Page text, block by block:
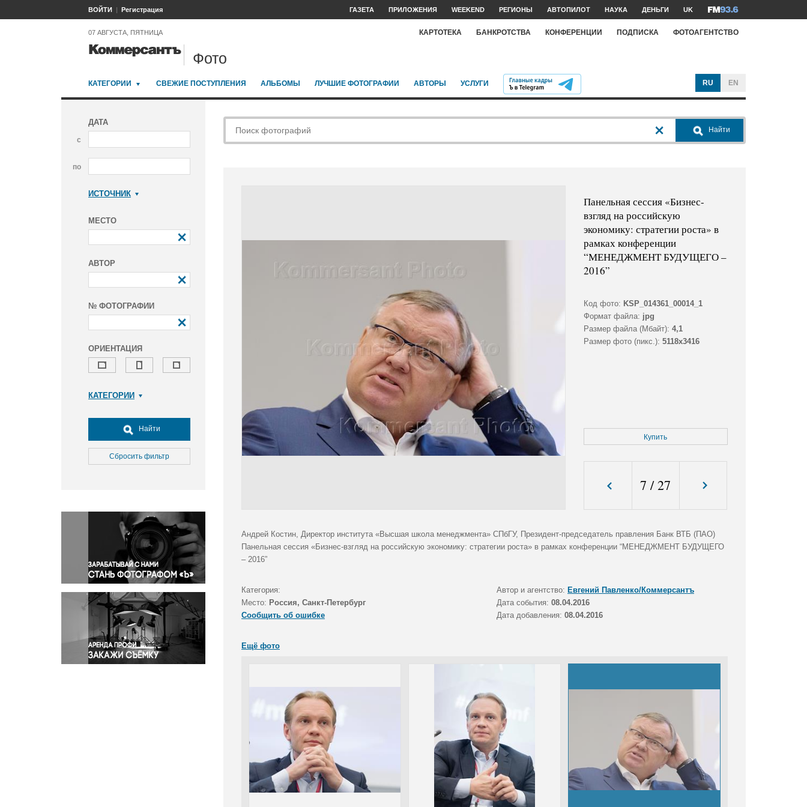
ВОЙТИ Регистрация ГАЗЕТА ПРИЛОЖЕНИЯ WEEKEND РЕГИОНЫ АВТОПИЛОТ НАУКА ДЕНЬГИ UK
07 АВГУСТА, ПЯТНИЦА КАРТОТЕКА БАНКРОТСТВА КОНФЕРЕНЦИИ ПОДПИСКА ФОТОАГЕНТСТВО
Фото
КАТЕГОРИИ СВЕЖИЕ ПОСТУПЛЕНИЯ АЛЬБОМЫ ЛУЧШИЕ ФОТОГРАФИИ АВТОРЫ УСЛУГИ RU EN
ДАТА
с
по
ИСТОЧНИК
МЕСТО
АВТОР
№ ФОТОГРАФИИ
ОРИЕНТАЦИЯ
КАТЕГОРИИ
Досуг, туризм и отдых
Культура
Медицина
Окружающая среда
Политика
Правосудие
Происшествия и конфликты
Религия
Светская жизнь
Спорт
Экология
Экономика и бизнес
Найти
Сбросить фильтр
Найти
Панельная сессия «Бизнес-
взгляд на российскую
экономику: стратегии роста» в
рамках конференции
“МЕНЕДЖМЕНТ БУДУЩЕГО –
2016”
Код фото: KSP_014361_00014_1
Формат файла: jpg
Размер файла (Мбайт): 4,1
Размер фото (пикс.): 5118x3416
Купить
7 /27
Андрей Костин, Директор института «Высшая школа менеджмента» СПбГУ, Президент-председатель правления Банк ВТБ (ПАО)
Панельная сессия «Бизнес-взгляд на российскую экономику: стратегии роста» в рамках конференции “МЕНЕДЖМЕНТ БУДУЩЕГО
– 2016”
Категория: Автор и агентство: Евгений Павленко/Коммерсантъ
Место: Россия, Санкт-Петербург Дата события: 08.04.2016
Сообщить об ошибке
Дата добавления: 08.04.2016
Ещё фото